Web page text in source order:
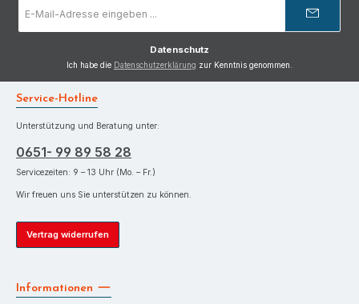
Mail-
Adresse
Datenschutz
Ich habe die Datenschutzerklärung zur Kenntnis genommen.
Service-Hotline
Unterstützung und Beratung unter:
0651- 99 89 58 28
Servicezeiten: 9 – 13 Uhr (Mo. – Fr.)
Wir freuen uns Sie unterstützen zu können.
Vertrag widerrufen
Informationen